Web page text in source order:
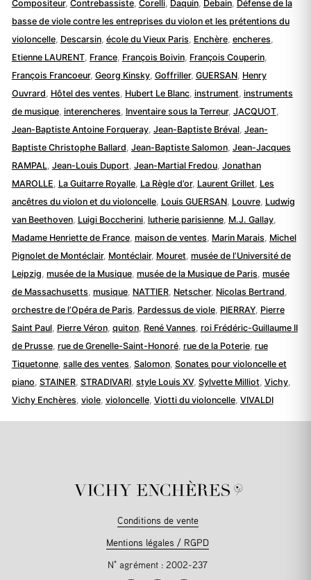
Compositeur, Contrebassiste, Corelli, Daquin, Debain, Défense de la
basse de viole contre les entreprises du violon et les prétentions du
violoncelle, Descarsin, école du Vieux Paris Enchère, encheres
Etienne LAURENT, France, François Boivin, François Couperin,
François Francoeur, Georg Kinsky, Goffriller, GUERSAN, Henry
Ouvrard Hôtel des ventes Hubert Le Blanc, instrument instruments
de musique, interencheres Inventaire sous la Terreur, JACQUOT,
Jean-Baptiste Antoine Forqueray, Jean-Baptiste Bréval, Jean-
Baptiste Christophe Ballard Jean-Baptiste Salomon, Jean-Jacques
RAMPAL Jean-Louis Duport Jean-Martial Fredou, Jonathan
MAROLLE La Guitarre Royalle, La Règle d’or, Laurent Grillet Les
ancêtres du violon et du violoncelle, Louis GUERSAN, Louvre, Ludwig
van Beethoven, Luigi Boccherini, lutherie parisienne, M.J. Gallay,
Madame Henriette de France, maison de ventes Marin Marais Michel
Pignolet de Montéclair, Montéclair, Mouret musée de l’Université de
Leipzig musée de la Musique, musée de la Musique de Paris musée
de Massachusetts musique, NATTIER, Netscher, Nicolas Bertrand
orchestre de l’Opéra de Paris Pardessus de viole, PIERRAY, Pierre
Saint Paul, Pierre Véron, quiton, René Vannes roi Frédéric-Guillaume II
de Prusse, rue de Grenelle-Saint-Honoré, rue de la Poterie, rue
Tiquetonne, salle des ventes Salomon, Sonates pour violoncelle et
piano STAINER, STRADIVARI, style Louis XV, Sylvette Milliot Vichy,
Vichy Enchères viole, violoncelle, Viotti du violoncelle, VIVALDI
Conditions de vente
Mentions légales / RGPD
N° agrément : 2002-237